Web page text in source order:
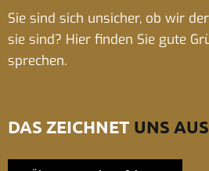
Sie sind sich unsicher, ob wir
sie sind? Hier finden Sie gute
sprechen.
DAS ZEICHNET UNS AUS